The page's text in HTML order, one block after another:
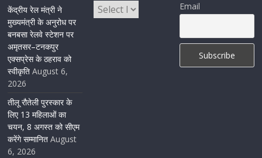
विकास योजनाओं का लोकार्पण-शिलान्यास
केंद्रीय रेल मंत्री ने
मुख्यमंत्री के अनुरोध पर
बनबसा रेलवे स्टेशन पर
अमृतसर–टनकपुर
एक्सप्रेस के ठहराव को
स्वीकृति August 6,
2026
तीलू रौतेली पुरस्कार के
लिए 13 महिलाओं का
चयन, 8 अगस्त को सीएम
करेंगे सम्मानित August
6, 2026
Email